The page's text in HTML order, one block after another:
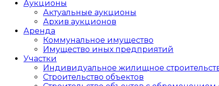
Аукционы
Актуальные аукционы
Архив аукционов
Аренда
Коммунальное имущество
Имущество иных предприятий
Участки
Индивидуальное жилищное
Строительство объектов